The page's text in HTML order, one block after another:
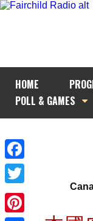
HOME
POLL & GAMES
Facebook
Twitter